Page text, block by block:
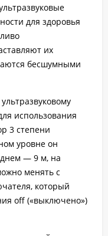
для здоровья
их
бесшумными
использования
3 степени
уровне он
— 9 м, на
менять с
который
off («выключено»)